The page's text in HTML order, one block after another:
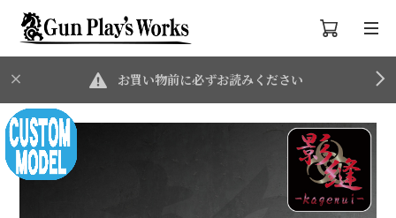
お買い物前に必ずお読みください